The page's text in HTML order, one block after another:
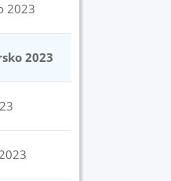
2023
2023